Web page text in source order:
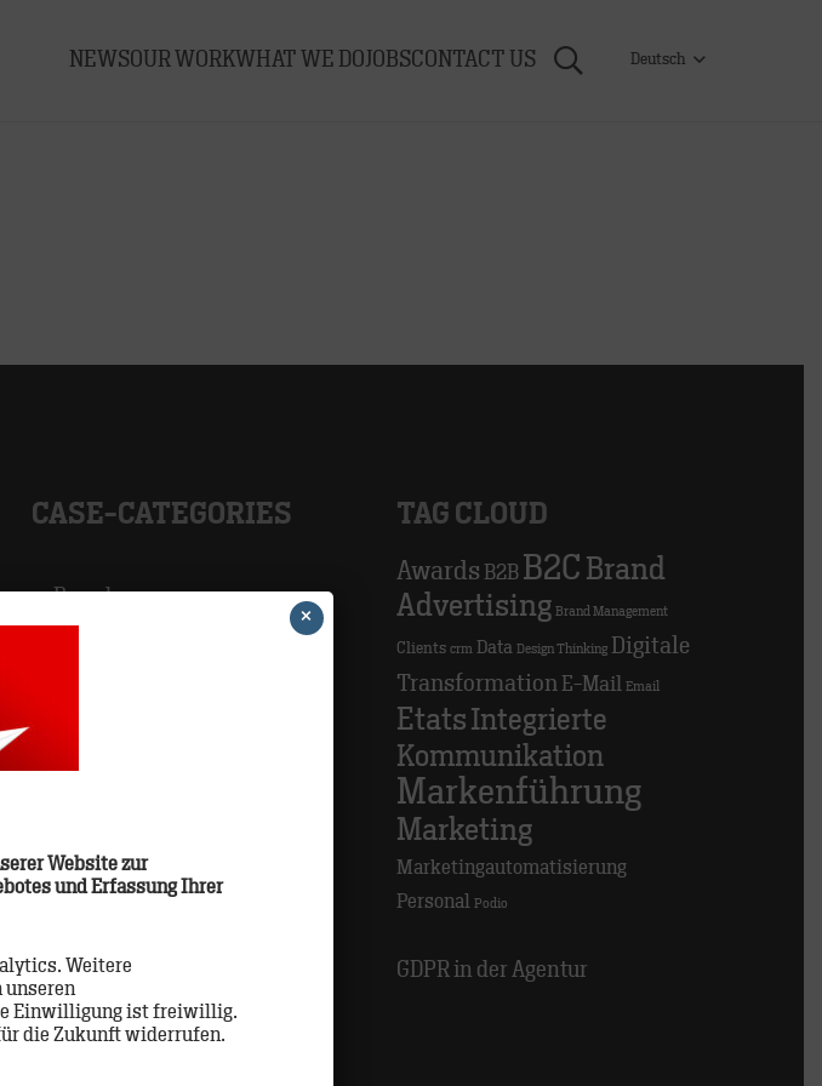
NEWSOUR WORKWHAT WE DOJOBSCONTACT US Deutsch
CASE-CATEGORIES
Brand >
TAG CLOUD
Awards B2B B2C Brand
Advertising Brand Management
Clients crm Data Design Thinking Digitale
Transformation E-Mail Email
Etats Integrierte
Kommunikation
Markenführung
Marketing
Marketingautomatisierung
Personal Podio
GDPR in der Agentur
Website zur
und Erfassung Ihrer
Weitere
unseren
Einwilligung ist freiwillig.
die Zukunft widerrufen.
×